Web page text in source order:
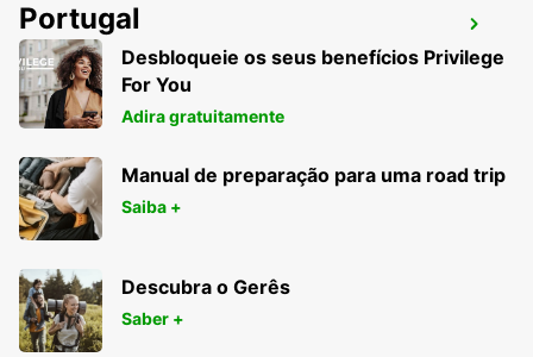
AGADIR
AGADIR - MOROCCO
Portugal
Desbloqueie os seus benefícios Privilege
For You
Adira gratuitamente
Manual de preparação para uma road trip
Saiba +
Descubra o Gerês
Saber +